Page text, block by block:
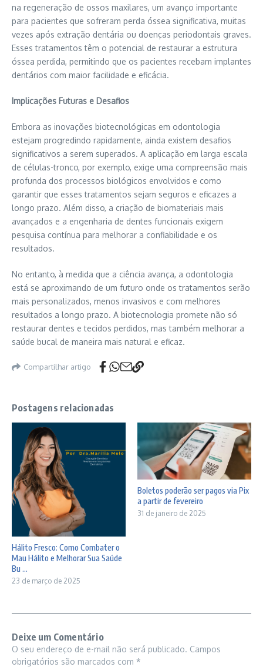
na regeneração de ossos maxilares, um avanço importante
para pacientes que sofreram perda óssea significativa, muitas
vezes após extração dentária ou doenças periodontais graves.
Esses tratamentos têm o potencial de restaurar a estrutura
óssea perdida, permitindo que os pacientes recebam implantes
dentários com maior facilidade e eficácia.
Implicações Futuras e Desafios
Embora as inovações biotecnológicas em odontologia
estejam progredindo rapidamente, ainda existem desafios
significativos a serem superados. A aplicação em larga escala
de células-tronco, por exemplo, exige uma compreensão mais
profunda dos processos biológicos envolvidos e como
garantir que esses tratamentos sejam seguros e eficazes a
longo prazo. Além disso, a criação de biomateriais mais
avançados e a engenharia de dentes funcionais exigem
pesquisa contínua para melhorar a confiabilidade e os
resultados.
No entanto, à medida que a ciência avança, a odontologia
está se aproximando de um futuro onde os tratamentos serão
mais personalizados, menos invasivos e com melhores
resultados a longo prazo. A biotecnologia promete não só
restaurar dentes e tecidos perdidos, mas também melhorar a
saúde bucal de maneira mais natural e eficaz.
Compartilhar artigo
Postagens relacionadas
Hálito Fresco: Como Combater o
Mau Hálito e Melhorar Sua Saúde
Bu ...
23 de março de 2025
Boletos poderão ser pagos via Pix
a partir de fevereiro
31 de janeiro de 2025
Deixe um Comentário
O seu endereço de e-mail não será publicado. Campos
obrigatórios são marcados com *